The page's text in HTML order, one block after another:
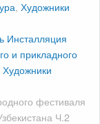
, Художники
Инсталляция
и прикладного
Художники
фестиваля
Ч.2